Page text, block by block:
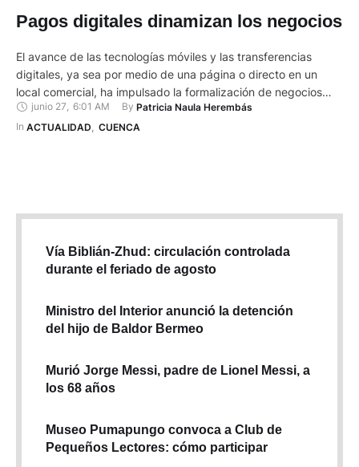
Pagos digitales dinamizan los negocios
El avance de las tecnologías móviles y las transferencias
digitales, ya sea por medio de una página o directo en un
local comercial, ha impulsado la formalización de negocios
populares y de microempresas. En el país, el 90% de servicios
bancarios está disponible vía digital, a través de plataformas
junio 27, 6:01 AM By Patricia Naula Herembás
In ACTUALIDAD CUENCA
Vía Biblián-Zhud: circulación controlada
durante el feriado de agosto
Ministro del Interior anunció la detención
del hijo de Baldor Bermeo
Murió Jorge Messi, padre de Lionel Messi, a
los 68 años
Museo Pumapungo convoca a Club de
Pequeños Lectores: cómo participar